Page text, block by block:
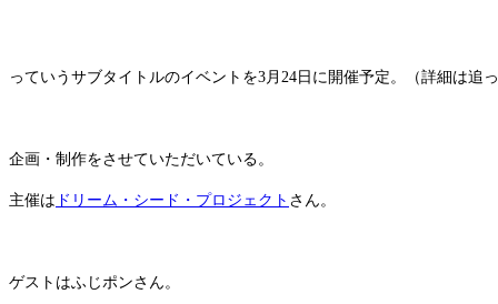
っていうサブタイトルのイベントを3月24日に開催予定。（詳細は追っ
企画・制作をさせていただいている。
主催は ドリーム・シード・プロジェクト さん。
ゲストはふじポンさん。